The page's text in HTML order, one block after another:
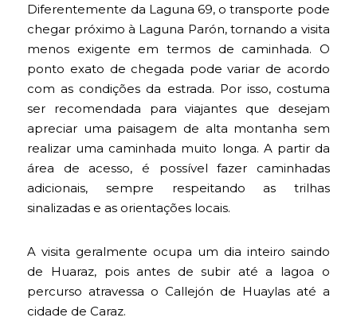
Diferentemente da Laguna 69, o transporte pode
chegar próximo à Laguna Parón, tornando a visita
menos exigente em termos de caminhada. O
ponto exato de chegada pode variar de acordo
com as condições da estrada. Por isso, costuma
ser recomendada para viajantes que desejam
apreciar uma paisagem de alta montanha sem
realizar uma caminhada muito longa. A partir da
área de acesso, é possível fazer caminhadas
adicionais, sempre respeitando as trilhas
sinalizadas e as orientações locais.
A visita geralmente ocupa um dia inteiro saindo
de Huaraz, pois antes de subir até a lagoa o
percurso atravessa o Callejón de Huaylas até a
cidade de Caraz.